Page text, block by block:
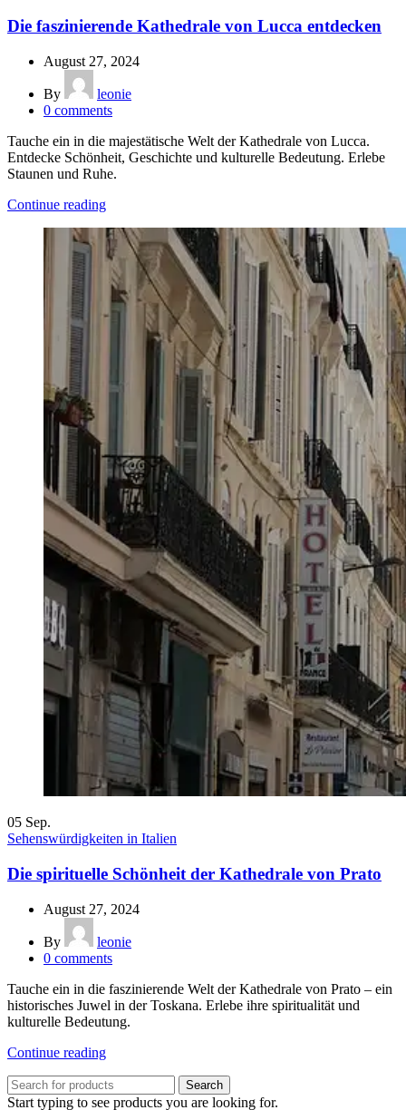
Die faszinierende Kathedrale von Lucca entdecken
August 27, 2024
By
leonie
0 comments
Tauche ein in die majestätische Welt der Kathedrale von Lucca.
Entdecke Schönheit, Geschichte und kulturelle Bedeutung. Erlebe
Staunen und Ruhe.
Continue reading
05 Sep.
Sehenswürdigkeiten in Italien
Die spirituelle Schönheit der Kathedrale von Prato
August 27, 2024
By
leonie
0 comments
Tauche ein in die faszinierende Welt der Kathedrale von Prato – ein
historisches Juwel in der Toskana. Erlebe ihre spiritualität und
kulturelle Bedeutung.
Continue reading
Search
Start typing to see products you are looking for.